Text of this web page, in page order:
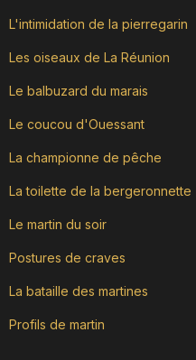
L'intimidation de la pierregarin
Les oiseaux de La Réunion
Le balbuzard du marais
Le coucou d'Ouessant
La championne de pêche
La toilette de la bergeronnette
Le martin du soir
Postures de craves
La bataille des martines
Profils de martin